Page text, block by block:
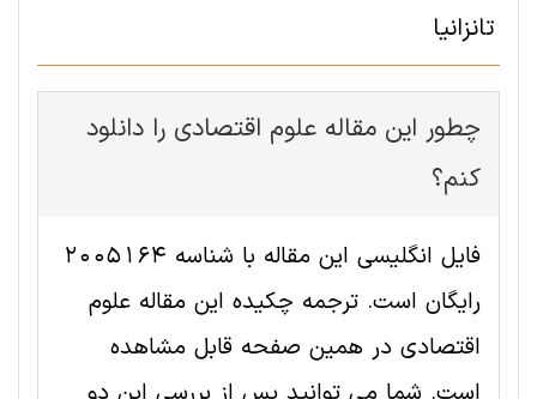
تانزانیا
چطور این مقاله علوم اقتصادی را دانلود
کنم؟
فایل انگلیسی این مقاله با شناسه 2005164
رایگان است. ترجمه چکیده این مقاله علوم
اقتصادی در همین صفحه قابل مشاهده